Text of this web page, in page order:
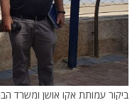
ביקור עמותת אקו אושן ומשרד